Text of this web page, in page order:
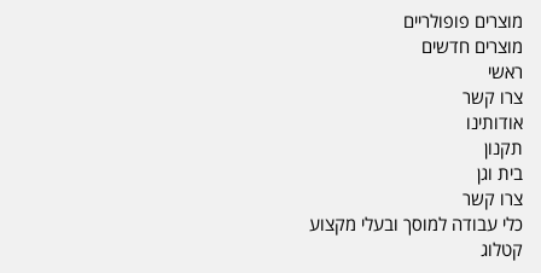
מוצרים פופולריים
מוצרים חדשים
ראשי
צרו קשר
אודותינו
תקנון
בית וגן
צרו קשר
כלי עבודה למוסך ובעלי מקצוע
קטלוג